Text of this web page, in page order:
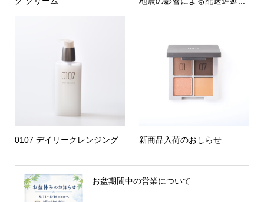
0107 デイリークレンジング 新商品入荷のおしらせ
お盆期間中の営業について